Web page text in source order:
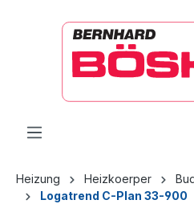
Heizung Heizkoerper
Logatrend C-Plan 33-900